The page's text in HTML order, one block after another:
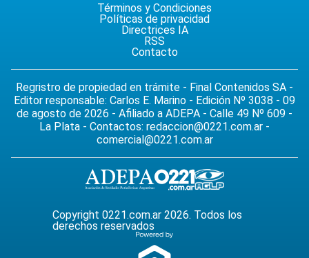
Términos y Condiciones
Políticas de privacidad
Directrices IA
RSS
Contacto
Regristro de propiedad en trámite - Final Contenidos SA -
Editor responsable: Carlos E. Marino - Edición Nº 3038 - 09
de agosto de 2026 - Afiliado a ADEPA - Calle 49 Nº 609 -
La Plata - Contactos: redaccion@0221.com.ar -
comercial@0221.com.ar
Copyright 0221.com.ar 2026. Todos los
derechos reservados